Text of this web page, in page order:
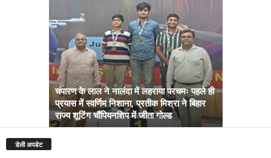
चंपारण के लाल ने नालंदा में लहराया परचमः पहले ही
प्रयास में स्वर्णिम निशाना, प्रतीक मिश्रा ने बिहार
राज्य शूटिंग चौंपियनशिप में जीता गोल्ड
डेली अपडेट